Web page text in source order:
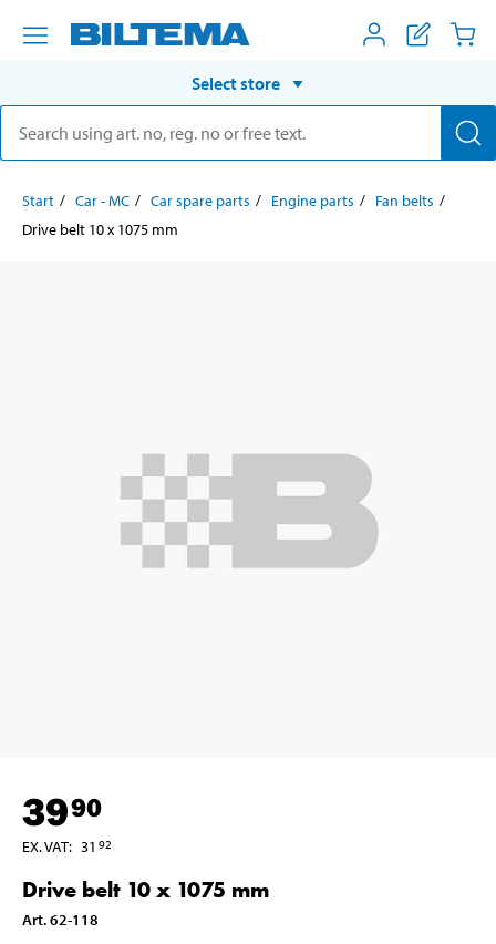
Select store
Start Car - MC Car spare parts Engine parts
Fan belts
Drive belt 10 x 1075 mm
3990
EX. VAT: 31 92
Drive belt 10 x 1075 mm
Art.62-118